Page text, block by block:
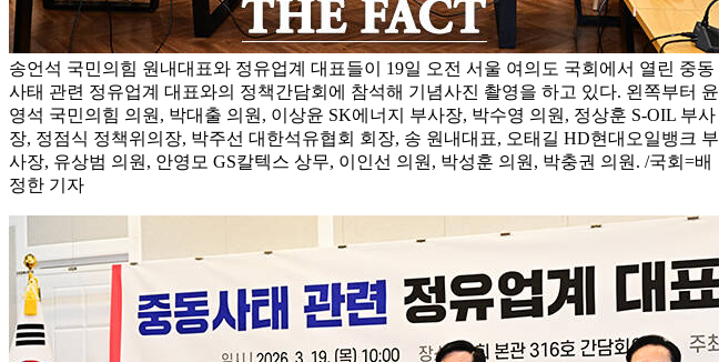
송언석 국민의힘 원내대표와 정유업계 대표들이 19일 오전 서울 여의도 국회에서 열린 중동
사태 관련 정유업계 대표와의 정책간담회에 참석해 기념사진 촬영을 하고 있다. 왼쪽부터 윤
영석 국민의힘 의원, 박대출 의원, 이상윤 SK에너지 부사장, 박수영 의원, 정상훈 S-OIL 부사
장, 정점식 정책위의장, 박주선 대한석유협회 회장, 송 원내대표, 오태길 HD현대오일뱅크 부
사장, 유상범 의원, 안영모 GS칼텍스 상무, 이인선 의원, 박성훈 의원, 박충권 의원. /국회=배
정한 기자